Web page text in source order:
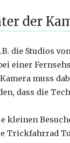
der
die Studios
einer
muss
dass die
Trickfahrrad